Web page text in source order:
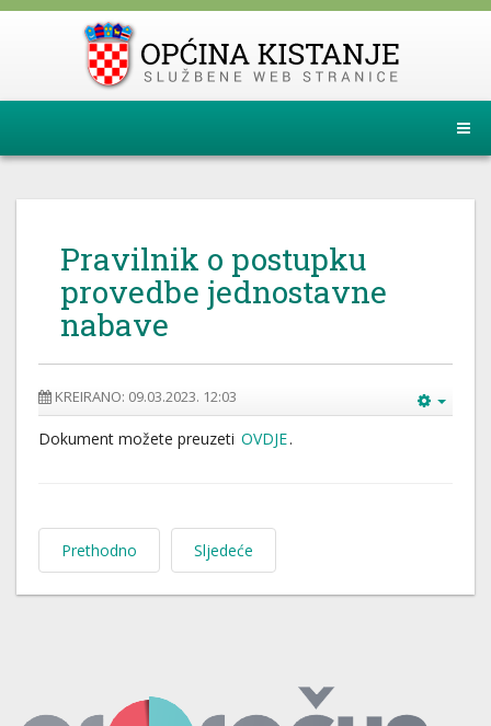
Pravilnik o postupku
provedbe jednostavne
nabave
KREIRANO: 09.03.2023. 12:03
Dokument možete preuzeti OVDJE.
Prethodno Sljedeće